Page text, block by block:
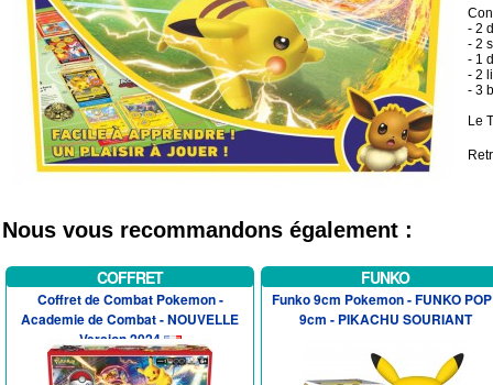
- 2
- 2
- 1
- 2
- 3
Le
Nous vous recommandons également :
COFFRET
Coffret de Combat Pokemon -
Academie de Combat - NOUVELLE
Version 2024
FUNKO
Funko 9cm Pokemon - FUNKO
9cm - PIKACHU SOURIANT